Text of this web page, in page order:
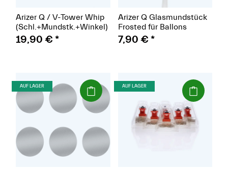
Arizer Q / V-Tower Whip
(Schl.+Mundstk.+Winkel)
19,90 € *
Arizer Q Glasmundstück
Frosted für Ballons
7,90 € *
AUF LAGER (Paket) AUF LAGER (Paket)